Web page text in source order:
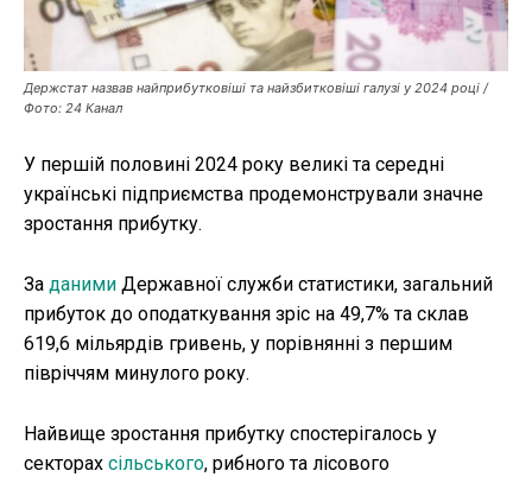
Курс валют
Ми в соц. мережах
Держстат назвав найприбутковіші та найзбитковіші галузі у 2024 році /
Фото: 24 Канал
У першій половині 2024 року великі та середні
українські підприємства продемонстрували значне
зростання прибутку.
За даними Державної служби статистики, загальний
прибуток до оподаткування зріс на 49,7% та склав
619,6 мільярдів гривень, у порівнянні з першим
півріччям минулого року.
Найвище зростання прибутку спостерігалось у
секторах сільського, рибного та лісового